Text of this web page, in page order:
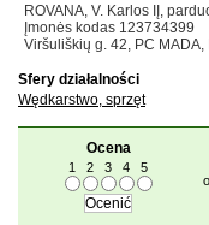
ROVANA, V. Karlos IĮ,
Įmonės kodas 123734399
Viršuliškių g. 42, PC
Sfery działalności
Wędkarstwo, sprzęt
Ocena
1 2 3 4 5